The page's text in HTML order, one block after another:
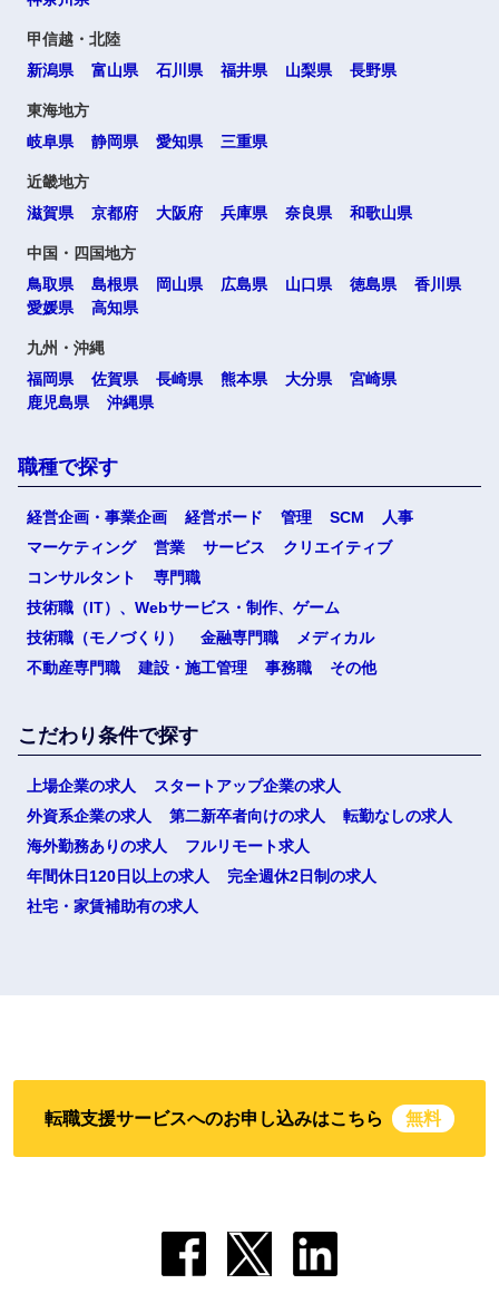
甲信越・北陸
新潟県
富山県 石川県 福井県 山梨県 長野県
東海地方
岐阜県
静岡県 愛知県 三重県
近畿地方
滋賀県
京都府 大阪府 兵庫県 奈良県 和歌山県
中国・四国地方
鳥取県
島根県 岡山県 広島県 山口県 徳島県
香川県
愛媛県
高知県
九州・沖縄
福岡県
佐賀県 長崎県 熊本県 大分県
宮崎県
鹿児島県
沖縄県
職種で探す
経営企画・事業企画 経営ボード 管理 SCM
人事
マーケティング
営業 サービス
クリエイティブ
コンサルタント
専門職
技術職（IT）、Webサービス・制作、ゲーム
技術職（モノづくり）
金融専門職
メディカル
不動産専門職
建設・施工管理 事務職 その他
こだわり条件で探す
上場企業の求人
スタートアップ企業の求人
外資系企業の求人
第二新卒者向けの求人
転勤なしの求人
海外勤務ありの求人
フルリモート求人
年間休日120日以上の求人
完全週休2日制の求人
社宅・家賃補助有の求人
転職支援サービスへのお申し込みはこちら 無料